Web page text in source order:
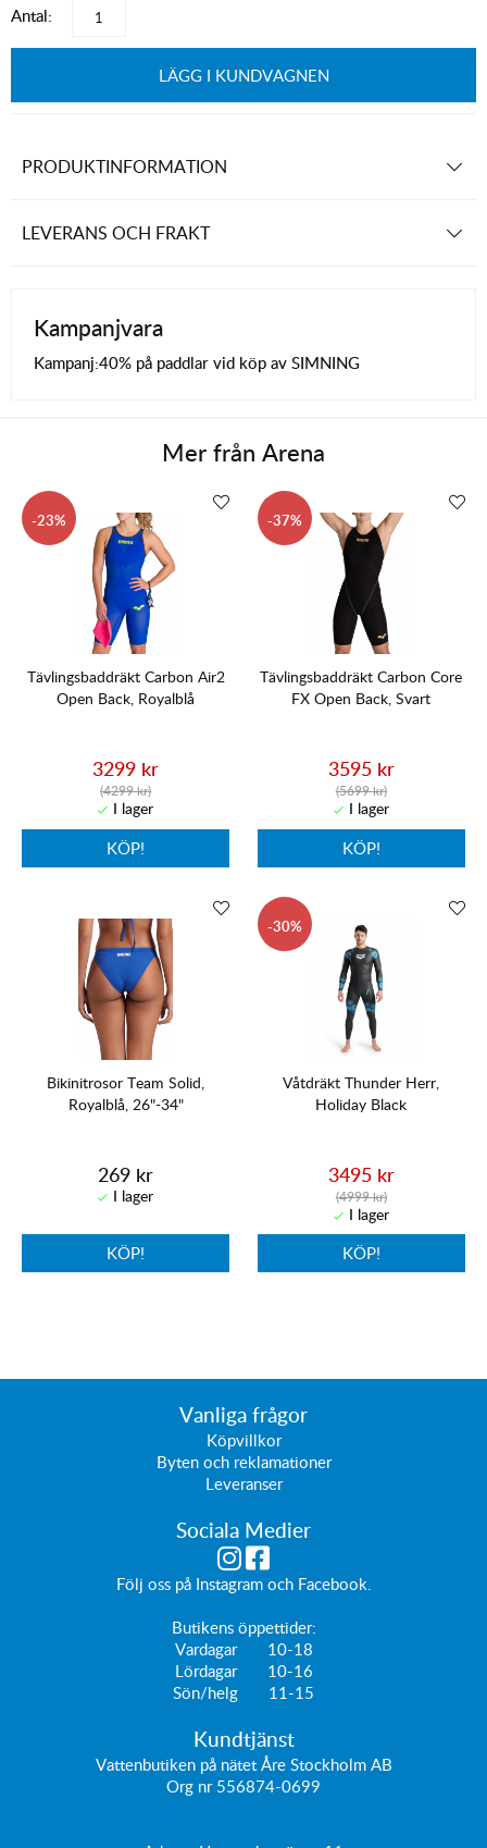
Antal:
LÄGG I KUNDVAGNEN
PRODUKTINFORMATION
LEVERANS OCH FRAKT
Kampanjvara
Kampanj:40% på paddlar vid köp av SIMNING
Mer från Arena
23
Tävlingsbaddräkt Carbon Air2
Open Back, Royalblå
3299 kr
(4299 kr)
KÖP!
37
Tävlingsbaddräkt Carbon Core
FX Open Back, Svart
3595 kr
(5699 kr)
KÖP!
Bikinitrosor Team Solid,
Royalblå, 26"-34"
269 kr
KÖP!
30
Våtdräkt Thunder Herr,
Holiday Black
3495 kr
(4999 kr)
KÖP!
Vanliga frågor
Köpvillkor
Byten och reklamationer
Leveranser
Sociala Medier
Följ oss på Instagramoch Facebook
Butikens öppettider:
Vardagar 10-18
Lördagar 10-16
Sön/helg 11-15
Kundtjänst
Vattenbutiken på nätet Åre Stockholm AB
Org nr 556874-0699